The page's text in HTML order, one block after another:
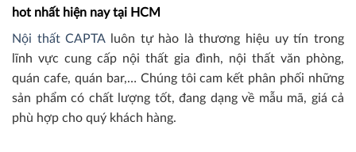
hot nhất hiện nay tại HCM
Nội thất CAPTAluôn tự hào là thương hiệu uy tín trong
lĩnh vực cung cấp nội thất gia đình, nội thất văn phòng,
quán cafe, quán bar,… Chúng tôi cam kết phân phối những
sản phẩm có chất lượng tốt, đang dạng về mẫu mã, giá cả
phù hợp cho quý khách hàng.